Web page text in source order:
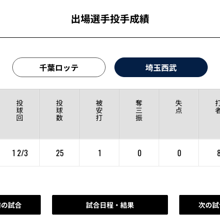
出場選手投手成績
千葉ロッテ 埼玉西武
投
球
回
投
球
数
被
安
打
奪
三
振
失
点
1 2/3 25 1 0 0
試合 試合日程・結果 次の